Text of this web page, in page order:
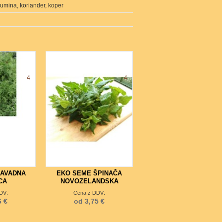
koriander, koper
4
€
4
EKO SEME ŠPINAČA
NOVOZELANDSKA
Cena z DDV:
od 3,75 €